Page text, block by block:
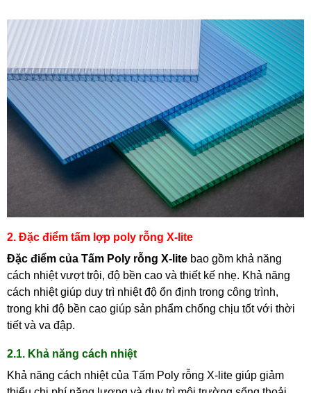
2. Đặc điểm tấm lợp poly rỗng X-lite
Đặc điểm của Tấm Poly rỗng X-lite bao gồm khả năng
cách nhiệt vượt trội, độ bền cao và thiết kế nhẹ. Khả năng
cách nhiệt giúp duy trì nhiệt độ ổn định trong công trình,
trong khi độ bền cao giúp sản phẩm chống chịu tốt với thời
tiết và va đập.
2.1. Khả năng cách nhiệt
Khả năng cách nhiệt của Tấm Poly rỗng X-lite giúp giảm